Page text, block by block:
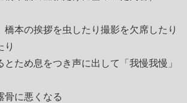
橋本の挨拶を虫したり撮影を欠席したり
り
ため息をつき声に出して「我慢我慢」
骨に悪くなる